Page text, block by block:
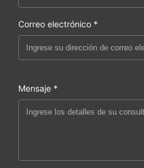
Correo electrónico *
Mensaje *